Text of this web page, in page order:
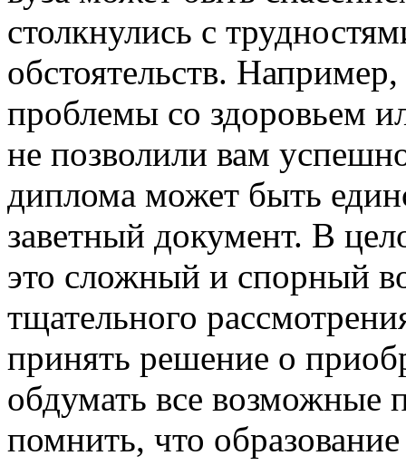
столкнулись с
обстоятельств.
проблемы со здоровьем
не позволили вам
диплома может быть
заветный документ. В
это сложный и спорный
тщательного
принять решение о
обдумать все возможные
помнить, что